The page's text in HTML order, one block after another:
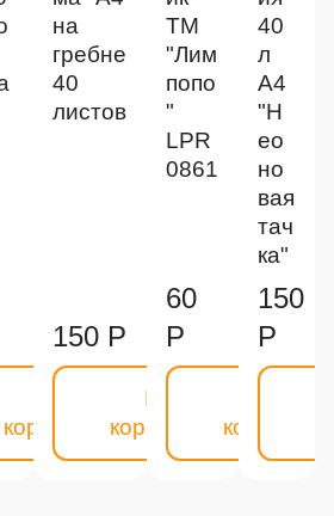
корзину
на
гребне
40
листов
150 Р
В
корзину
ТМ
"Лим
попо
"
LPR
0861
60
Р
корзину
40
л
А4
"Н
ео
но
вая
тач
ка"
150
Р